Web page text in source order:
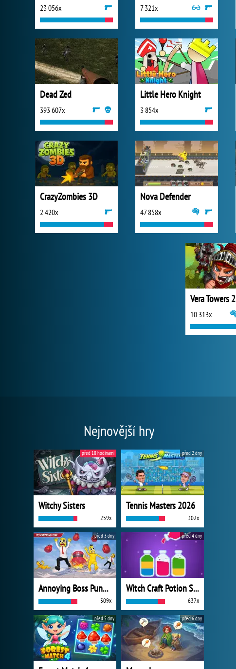
23 056x 7 321x
Dead Zed
393 607x
Little Hero Knight
3 854x
CrazyZombies 3D
2 420x
Nova Defender
47 858x
Vera Towers 2
10 313x
Nejnovější hry
Witchy Sisters
259x
před 18 hodinami
Tennis Masters 2026
302x
před 2 dny
Annoying Boss Punch Game
309x
před 3 dny
Witch Craft Potion Sort
637x
před 4 dny
před 5 dny před 6 dny